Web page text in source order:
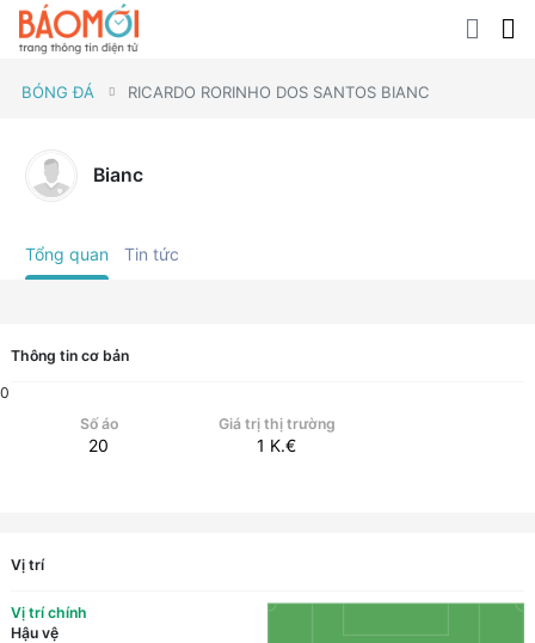
BÓNG ĐÁ RICARDO RORINHO DOS SANTOS BIANC
Bianc
Tổng quan Tin tức
Thông tin cơ bản
0
Số áo
20
Giá trị thị trường
1 K.€
Vị trí
Vị trí chính
Hậu vệ